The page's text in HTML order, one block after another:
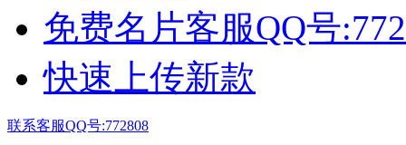
免费名片客服QQ号
快速上传新款
联系客服QQ号:772808